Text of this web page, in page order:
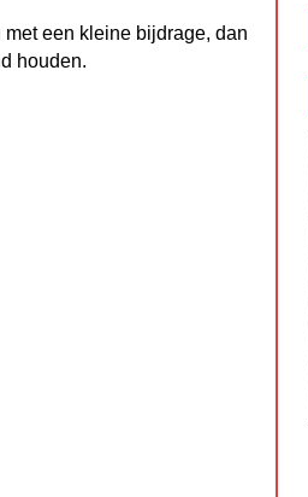
een kleine bijdrage, dan
houden.